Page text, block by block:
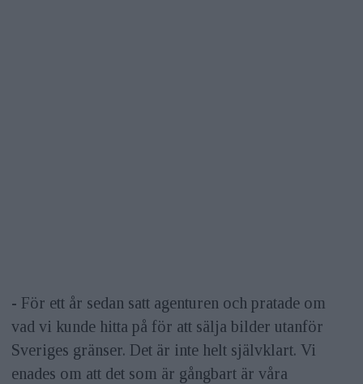
- För ett år sedan satt agenturen och pratade om
vad vi kunde hitta på för att sälja bilder utanför
Sveriges gränser. Det är inte helt självklart. Vi
enades om att det som är gångbart är våra